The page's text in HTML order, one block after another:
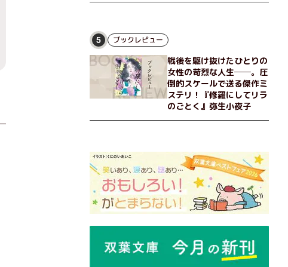
5 ブックレビュー
戦後を駆け抜けたひとりの
女性の苛烈な人生──。圧
倒的スケールで送る傑作ミ
ステリ！『修羅にしてリラ
のごとく』弥生小夜子